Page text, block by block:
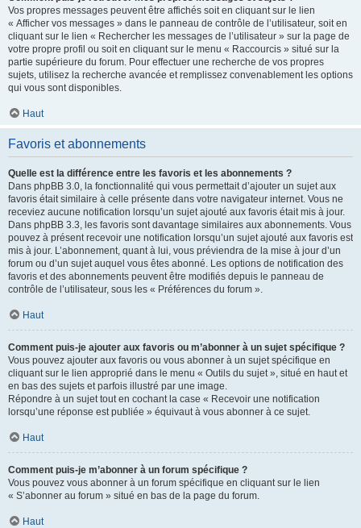
Vos propres messages peuvent être affichés soit en cliquant sur le lien
« Afficher vos messages » dans le panneau de contrôle de l’utilisateur, soit en
cliquant sur le lien « Rechercher les messages de l’utilisateur » sur la page de
votre propre profil ou soit en cliquant sur le menu « Raccourcis » situé sur la
partie supérieure du forum. Pour effectuer une recherche de vos propres
sujets, utilisez la recherche avancée et remplissez convenablement les options
qui vous sont disponibles.
Haut
Favoris et abonnements
Quelle est la différence entre les favoris et les abonnements ?
Dans phpBB 3.0, la fonctionnalité qui vous permettait d’ajouter un sujet aux
favoris était similaire à celle présente dans votre navigateur internet. Vous ne
receviez aucune notification lorsqu’un sujet ajouté aux favoris était mis à jour.
Dans phpBB 3.3, les favoris sont davantage similaires aux abonnements. Vous
pouvez à présent recevoir une notification lorsqu’un sujet ajouté aux favoris est
mis à jour. L’abonnement, quant à lui, vous préviendra de la mise à jour d’un
forum ou d’un sujet auquel vous êtes abonné. Les options de notification des
favoris et des abonnements peuvent être modifiés depuis le panneau de
contrôle de l’utilisateur, sous les « Préférences du forum ».
Haut
Comment puis-je ajouter aux favoris ou m’abonner à un sujet spécifique ?
Vous pouvez ajouter aux favoris ou vous abonner à un sujet spécifique en
cliquant sur le lien approprié dans le menu « Outils du sujet », situé en haut et
en bas des sujets et parfois illustré par une image.
Répondre à un sujet tout en cochant la case « Recevoir une notification
lorsqu’une réponse est publiée » équivaut à vous abonner à ce sujet.
Haut
Comment puis-je m’abonner à un forum spécifique ?
Vous pouvez vous abonner à un forum spécifique en cliquant sur le lien
« S’abonner au forum » situé en bas de la page du forum.
Haut